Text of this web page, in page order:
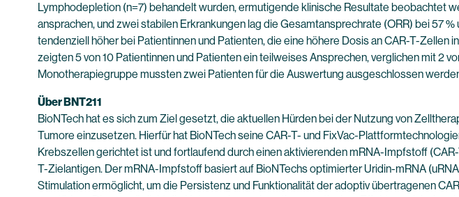
Lymphodepletion (n=7) behandelt wurden, ermutigende klinische Resultate beobachtet
ansprachen, und zwei stabilen Erkrankungen lag die Gesamtansprechrate (ORR) bei 57
tendenziell höher bei Patientinnen und Patienten, die eine höhere Dosis an CAR-T-
zeigten 5 von 10 Patientinnen und Patienten ein teilweises Ansprechen, verglichen mit 2
Monotherapiegruppe mussten zwei Patienten für die Auswertung ausgeschlossen
Über BNT211
BioNTech hat es sich zum Ziel gesetzt, die aktuellen Hürden bei der Nutzung von
Tumore einzusetzen. Hierfür hat BioNTech seine CAR-T- und FixVac-
Krebszellen gerichtet ist und fortlaufend durch einen aktivierenden mRNA-Impfstoff
T-Zielantigen. Der mRNA-Impfstoff basiert auf BioNTechs optimierter Uridin-mRNA
Stimulation ermöglicht, um die Persistenz und Funktionalität der adoptiv übertragenen